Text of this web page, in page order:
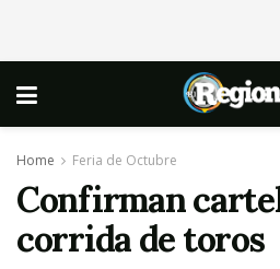
Home Feria de Octubre
Confirman
corrida de toros